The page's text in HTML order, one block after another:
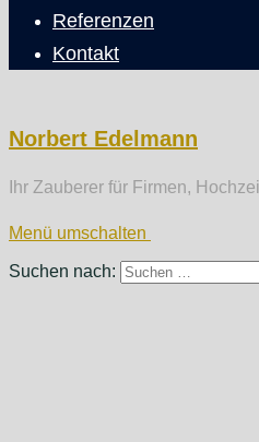
Referenzen
Kontakt
Norbert Edelmann
Ihr Zauberer für Firmen,
Menü umschalten
Suchen nach: